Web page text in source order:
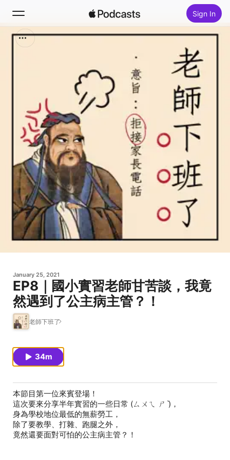
Sign In
Top Charts
January 25, 2021
EP8｜國小實習老師甘苦談，我竟
然遇到了公主病主管？！
老師下班了
34m
本節目第一位來賓登場！
這次要來分享半年實習的一些日常 (ㄙㄨㄟ ㄕˋ)，
身為學校地位最低的無薪勞工，
除了要教學、打雜、跑腿之外，
竟然還要面對可怕的公主病主管？！